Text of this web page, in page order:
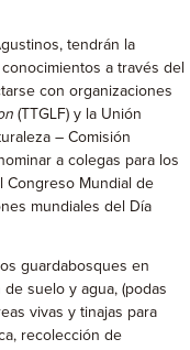
tendrán la
a través del
con organizaciones
(TTGLF) y la Unión
– Comisión
a colegas para los
Congreso Mundial de
mundiales del Día
guardabosques en
suelo y agua, (podas
vivas y tinajas para
recolección de